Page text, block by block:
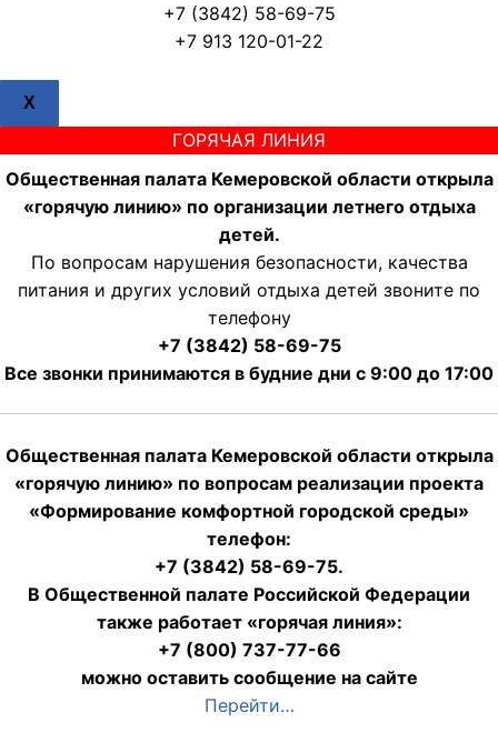
+7 (3842) 58-69-75
+7 913 120-01-22
X
ГОРЯЧАЯ ЛИНИЯ
Общественная палата Кемеровской области открыла
«горячую линию» по организации летнего отдыха
детей.
По вопросам нарушения безопасности, качества
питания и других условий отдыха детей звоните по
телефону
+7 (3842) 58-69-75
Все звонки принимаются в будние дни с 9:00 до 17:00
Общественная палата Кемеровской области открыла
«горячую линию» по вопросам реализации проекта
«Формирование комфортной городской среды»
телефон:
+7 (3842) 58-69-75.
В Общественной палате Российской Федерации
также работает «горячая линия»:
+7 (800) 737-77-66
можно оставить сообщение на сайте
Перейти…